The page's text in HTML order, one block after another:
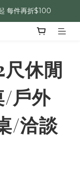
每件再折$100
休閒
/戶外
/洽談